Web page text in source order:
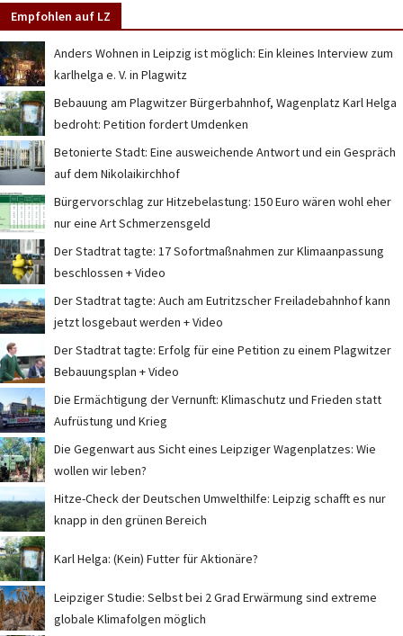
Empfohlen auf LZ
Anders Wohnen in Leipzig ist möglich: Ein kleines Interview zum
karlhelga e. V. in Plagwitz
Bebauung am Plagwitzer Bürgerbahnhof, Wagenplatz Karl Helga
bedroht: Petition fordert Umdenken
Betonierte Stadt: Eine ausweichende Antwort und ein Gespräch
auf dem Nikolaikirchhof
Bürgervorschlag zur Hitzebelastung: 150 Euro wären wohl eher
nur eine Art Schmerzensgeld
Der Stadtrat tagte: 17 Sofortmaßnahmen zur Klimaanpassung
beschlossen + Video
Der Stadtrat tagte: Auch am Eutritzscher Freiladebahnhof kann
jetzt losgebaut werden + Video
Der Stadtrat tagte: Erfolg für eine Petition zu einem Plagwitzer
Bebauungsplan + Video
Die Ermächtigung der Vernunft: Klimaschutz und Frieden statt
Aufrüstung und Krieg
Die Gegenwart aus Sicht eines Leipziger Wagenplatzes: Wie
wollen wir leben?
Hitze-Check der Deutschen Umwelthilfe: Leipzig schafft es nur
knapp in den grünen Bereich
Karl Helga: (Kein) Futter für Aktionäre?
Leipziger Studie: Selbst bei 2 Grad Erwärmung sind extreme
globale Klimafolgen möglich